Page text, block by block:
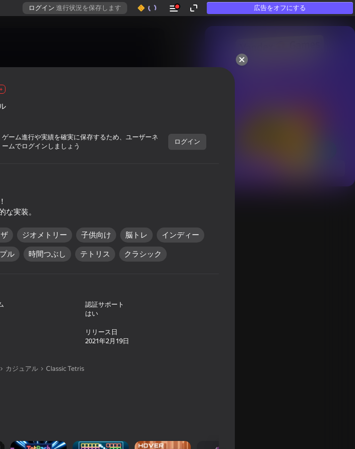
ログイン 進行状況を保存します 広告をオフにする
50以上のトップゲーム。
TetRash
ゲーム進行や実績を確実に保存するため、ユーザーネ
ームでログインしましょう
ログイン
な実装。
ジオメトリー 子供向け 脳トレ インディー
ル 時間つぶし テトリス クラシック
認証サポート
はい
リリース日
2021年2月19日
カジュアル Classic Tetris